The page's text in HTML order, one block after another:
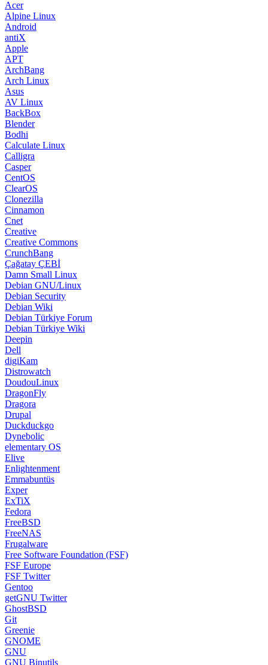
Acer
Alpine Linux
Android
antiX
Apple
APT
ArchBang
Arch Linux
Asus
AV Linux
BackBox
Blender
Bodhi
Calculate Linux
Calligra
Casper
CentOS
ClearOS
Clonezilla
Cinnamon
Cnet
Creative
Creative Commons
CrunchBang
Çağatay ÇEBİ
Damn Small Linux
Debian GNU/Linux
Debian Security
Debian Wiki
Debian Türkiye Forum
Debian Türkiye Wiki
Deepin
Dell
digiKam
Distrowatch
DoudouLinux
DragonFly
Dragora
Drupal
Duckduckgo
Dynebolic
elementary OS
Elive
Enlightenment
Emmabuntüs
Exper
ExTiX
Fedora
FreeBSD
FreeNAS
Frugalware
Free Software Foundation (FSF)
FSF Europe
FSF Twitter
Gentoo
getGNU Twitter
GhostBSD
Git
Greenie
GNOME
GNU